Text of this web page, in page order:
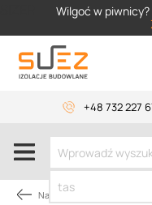
Wilgoć w
+48 732 227
Narzędzia dekarskie